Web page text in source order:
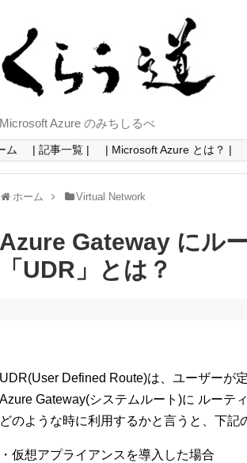
Microsoft Azure のみちしるべ
ム | 記事一覧 | | Microsoft Azure とは？ |
ホーム Virtual Network
Azure Gateway にル
「UDR」とは？
UDR(User Defined Route)は、ユーザーが
Azure Gateway(システムルート)に ルーテ
どのような時に利用するかと言うと、下
・仮想アプライアンスを導入した場合